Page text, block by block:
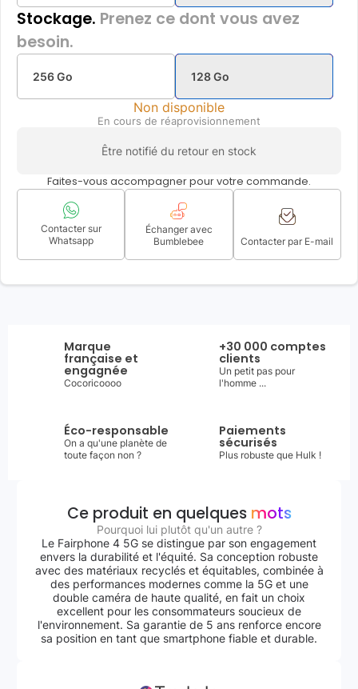
Stockage. Prenez ce dont vous avez
besoin.
256 Go 128 Go
Non disponible
En cours de réaprovisionnement
Être notifié du retour en stock
Faites-vous accompagner pour votre commande.
Contacter sur
Whatsapp
Échanger avec
Bumblebee
Contacter par E-mail
Marque
française et
engagnée
Cocoricoooo
+30 000 comptes
clients
Un petit pas pour
l'homme ...
Éco-responsable
On a qu'une planète de
toute façon non ?
Paiements
sécurisés
Plus robuste que Hulk !
Ce produit en quelques mots
Pourquoi lui plutôt qu'un autre ?
Le Fairphone 4 5G se distingue par son engagement
envers la durabilité et l'équité. Sa conception robuste
avec des matériaux recyclés et équitables, combinée à
des performances modernes comme la 5G et une
double caméra de haute qualité, en fait un choix
excellent pour les consommateurs soucieux de
l'environnement. Sa garantie de 5 ans renforce encore
sa position en tant que smartphone fiable et durable.